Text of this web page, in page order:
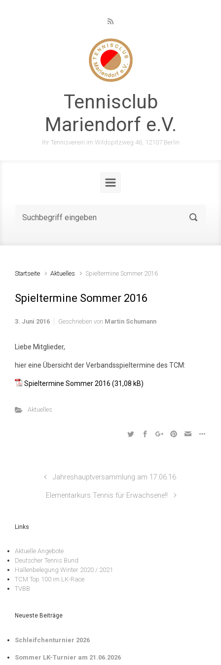
Tennisclub
Mariendorf e.V.
Ihr Tennisverein im Wildspitzweg 46, 12107 Berlin
Startseite Aktuelles Spieltermine Sommer 2016
Spieltermine Sommer 2016
3. Juni 2016 Geschrieben von Martin Schumann
Liebe Mitglieder,
hier eine Übersicht der Verbandsspieltermine des TCM:
Spieltermine Sommer 2016
Aktuelles
Jahreshauptversammlung am 17.06.16
Elementarkurs Tennis für Erwachsene!!
Links
Aktuelle Angebote
Deutscher Tennis Bund
Hallenbelegung Winter 2020 / 2021
TCM Top 100 im LK-Race
TVBB
Neueste Beiträge
Schleifchenturnier 2026
Sommer LK-Turnier am 21.06.2026